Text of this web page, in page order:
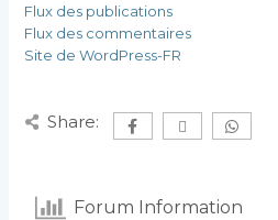
Flux des publications
Flux des commentaires
Site de WordPress-FR
Share:
Forum Information